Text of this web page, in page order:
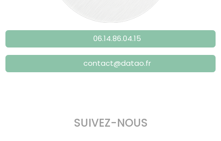
06.14.86.04.15
contact@datao.fr
SUIVEZ-NOUS